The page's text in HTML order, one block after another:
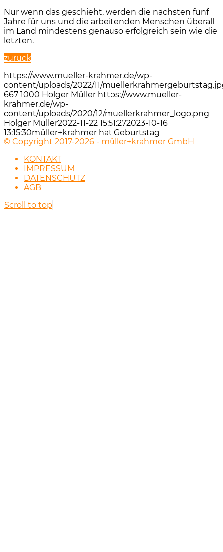
Nur wenn das geschieht, werden die nächsten fünf
Jahre für uns und die arbeitenden Menschen überall
im Land mindestens genauso erfolgreich sein wie die
letzten.
zurück
https://www.mueller-krahmer.de/wp-
content/uploads/2022/11/
667 1000 Holger Müller https://www.mueller-
krahmer.de/wp-
content/uploads/2020/12/muellerkrahmer_logo.png
Holger Müller2022-11-22 15:51:272023-10-16
13:15:30müller+krahmer hat Geburtstag
© Copyright 2017-2026 - müller+krahmer GmbH
KONTAKT
IMPRESSUM
DATENSCHUTZ
AGB
Scroll to top